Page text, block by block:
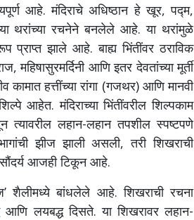
आहे. मंदिराचे अधिष्ठान हे खूर, पद्म,
थरांच्या रचनेने बनलेले आहे. या थरांमुळे
झाले आहे. बाह्य भिंतींवर ठराविक
आणि इतर देवतांच्या मूर्ती
कामात हत्तींच्या रांगा (गजथर) आणि मानवी
आहेत. मंदिराच्या भिंतींवरील शिल्पकाम
लहान-लहान तपशील स्पष्टपणे
झीज झाली असली, तरी शिखराची
आजही टिकून आहे.
शैलीमध्ये बांधलेले आहे. शिखराची रचना
आणि लयबद्ध दिसते. या शिखरावर लहान-